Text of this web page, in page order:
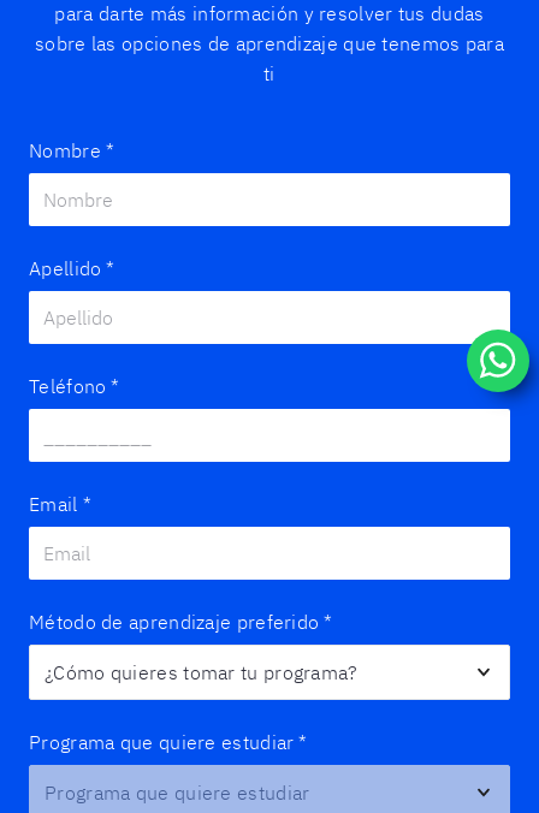
para darte más información y resolver tus dudas
sobre las opciones de aprendizaje que tenemos para
ti
Nombre *
Apellido *
Teléfono *
Email *
Método de aprendizaje preferido *
Programa que quiere estudiar *